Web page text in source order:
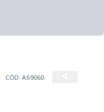
CÓD: AS9060